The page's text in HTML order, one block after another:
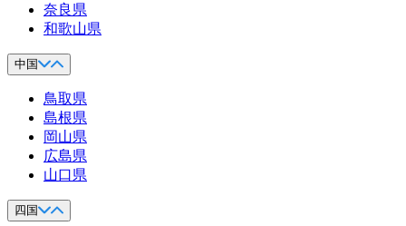
奈良県
和歌山県
中国
鳥取県
島根県
岡山県
広島県
山口県
四国